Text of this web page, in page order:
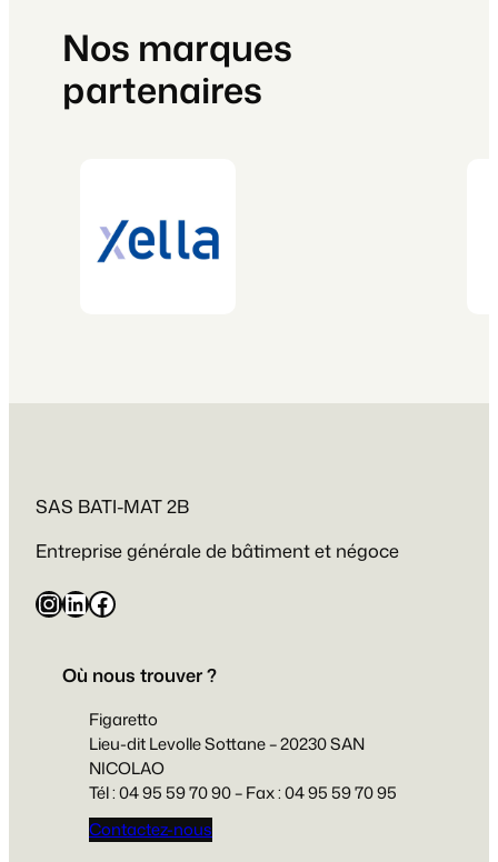
Nos marques
partenaires
SAS BATI-MAT 2B
Entreprise générale de bâtiment et négoce
InstagramLinkedIn Facebook
Où nous trouver ?
Figaretto
Lieu-dit Levolle Sottane – 20230 SAN
NICOLAO
Tél : 04 95 59 70 90 – Fax : 04 95 59 70 95
Contactez-nous